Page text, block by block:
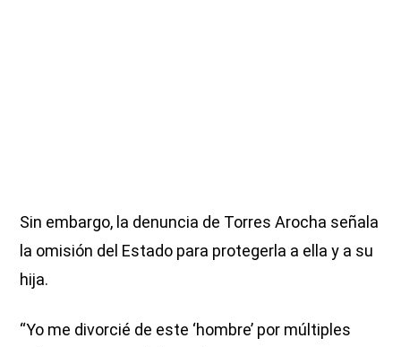
Sin embargo, la denuncia de Torres Arocha señala
la omisión del Estado para protegerla a ella y a su
hija.
“Yo me divorcié de este ‘hombre’ por múltiples